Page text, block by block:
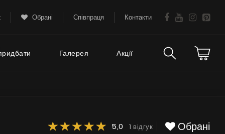
Обрані Співпраця Контакти
Технічна підтримка
FAQ
Галерея Акції
5,0 1 відгук Обрані